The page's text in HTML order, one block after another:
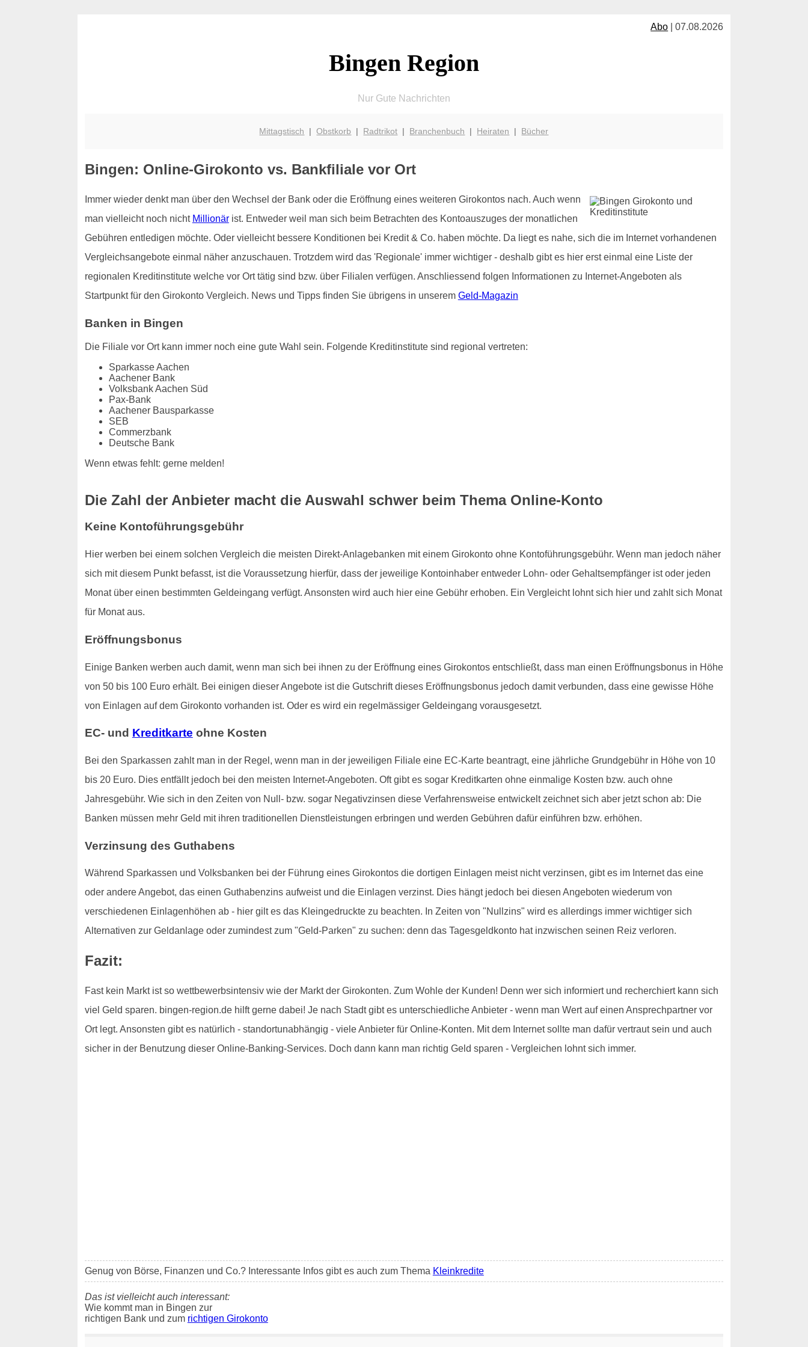
Abo | 07.08.2026
Bingen Region
Nur Gute Nachrichten
Mittagstisch |Obstkorb | Radtrikot | Branchenbuch | Heiraten | Bücher
Bingen: Online-Girokonto vs. Bankfiliale vor Ort
Immer wieder denkt man über den Wechsel der Bank oder die Eröffnung eines weiteren Girokontos nach. Auch wenn
man vielleicht noch nicht Millionärist. Entweder weil man sich beim Betrachten des Kontoauszuges der monatlichen
Gebühren entledigen möchte. Oder vielleicht bessere Konditionen bei Kredit & Co. haben möchte. Da liegt es nahe, sich die im Internet vorhandenen
Vergleichsangebote einmal näher anzuschauen. Trotzdem wird das 'Regionale' immer wichtiger - deshalb gibt es hier erst einmal eine Liste der
regionalen Kreditinstitute welche vor Ort tätig sind bzw. über Filialen verfügen. Anschliessend folgen Informationen zu Internet-Angeboten als
Startpunkt für den Girokonto Vergleich. News und Tipps finden Sie übrigens in unserem Geld-Magazin
Banken in Bingen
Die Filiale vor Ort kann immer noch eine gute Wahl sein. Folgende Kreditinstitute sind regional vertreten:
Sparkasse Aachen
Aachener Bank
Volksbank Aachen Süd
Pax-Bank
Aachener Bausparkasse
SEB
Commerzbank
Deutsche Bank
Wenn etwas fehlt: gerne melden!
Die Zahl der Anbieter macht die Auswahl schwer beim Thema Online-Konto
Keine Kontoführungsgebühr
Hier werben bei einem solchen Vergleich die meisten Direkt-Anlagebanken mit einem Girokonto ohne Kontoführungsgebühr. Wenn man jedoch näher
sich mit diesem Punkt befasst, ist die Voraussetzung hierfür, dass der jeweilige Kontoinhaber entweder Lohn- oder Gehaltsempfänger ist oder jeden
Monat über einen bestimmten Geldeingang verfügt. Ansonsten wird auch hier eine Gebühr erhoben. Ein Vergleicht lohnt sich hier und zahlt sich Monat
für Monat aus.
Eröffnungsbonus
Einige Banken werben auch damit, wenn man sich bei ihnen zu der Eröffnung eines Girokontos entschließt, dass man einen Eröffnungsbonus in Höhe
von 50 bis 100 Euro erhält. Bei einigen dieser Angebote ist die Gutschrift dieses Eröffnungsbonus jedoch damit verbunden, dass eine gewisse Höhe
von Einlagen auf dem Girokonto vorhanden ist. Oder es wird ein regelmässiger Geldeingang vorausgesetzt.
EC- und Kreditkarte ohne Kosten
Bei den Sparkassen zahlt man in der Regel, wenn man in der jeweiligen Filiale eine EC-Karte beantragt, eine jährliche Grundgebühr in Höhe von 10
bis 20 Euro. Dies entfällt jedoch bei den meisten Internet-Angeboten. Oft gibt es sogar Kreditkarten ohne einmalige Kosten bzw. auch ohne
Jahresgebühr. Wie sich in den Zeiten von Null- bzw. sogar Negativzinsen diese Verfahrensweise entwickelt zeichnet sich aber jetzt schon ab: Die
Banken müssen mehr Geld mit ihren traditionellen Dienstleistungen erbringen und werden Gebühren dafür einführen bzw. erhöhen.
Verzinsung des Guthabens
Während Sparkassen und Volksbanken bei der Führung eines Girokontos die dortigen Einlagen meist nicht verzinsen, gibt es im Internet das eine
oder andere Angebot, das einen Guthabenzins aufweist und die Einlagen verzinst. Dies hängt jedoch bei diesen Angeboten wiederum von
verschiedenen Einlagenhöhen ab - hier gilt es das Kleingedruckte zu beachten. In Zeiten von "Nullzins" wird es allerdings immer wichtiger sich
Alternativen zur Geldanlage oder zumindest zum "Geld-Parken" zu suchen: denn das Tagesgeldkonto hat inzwischen seinen Reiz verloren.
Fazit:
Fast kein Markt ist so wettbewerbsintensiv wie der Markt der Girokonten. Zum Wohle der Kunden! Denn wer sich informiert und recherchiert kann sich
viel Geld sparen. bingen-region.de hilft gerne dabei! Je nach Stadt gibt es unterschiedliche Anbieter - wenn man Wert auf einen Ansprechpartner vor
Ort legt. Ansonsten gibt es natürlich - standortunabhängig - viele Anbieter für Online-Konten. Mit dem Internet sollte man dafür vertraut sein und auch
sicher in der Benutzung dieser Online-Banking-Services. Doch dann kann man richtig Geld sparen - Vergleichen lohnt sich immer.
Genug von Börse, Finanzen und Co.? Interessante Infos gibt es auch zum Thema Kleinkredite
Das ist vielleicht auch interessant:
Wie kommt man in Bingen zur
richtigen Bank und zum richtigen Girokonto